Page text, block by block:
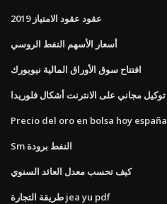
عقود عقود الامتياز 2019
أسعار الأسهم النفط الروسي
افتتاح سوق الأوراق المالية نيويورك
توكيل مجاني على الانترنت أشكال فلوريدا
Precio del oro en bolsa hoy españa
Sm النفط برودة
كيف تحسب معدل العائد السنوي
طريقة التجارة jea yu pdf